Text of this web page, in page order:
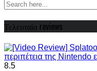
Τελευταία reviews
8.5